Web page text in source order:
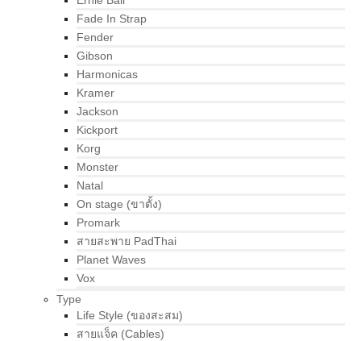
Fade In Strap
Fender
Gibson
Harmonicas
Kramer
Jackson
Kickport
Korg
Monster
Natal
On stage (ขาตั้ง)
Promark
สายสะพาย PadThai
Planet Waves
Vox
Type
Life Style (ของสะสม)
สายแจ็ค (Cables)